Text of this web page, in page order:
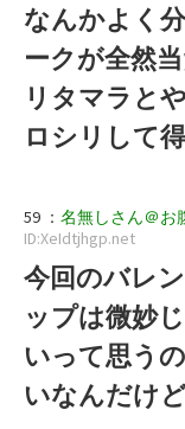
なんかよく
ークが全然
リタマラと
ロシリして
59 ： 名無しさん＠お
ID:XeIdtjhgp.net
今回のバレ
ップは微妙
いって思う
いなんだけど